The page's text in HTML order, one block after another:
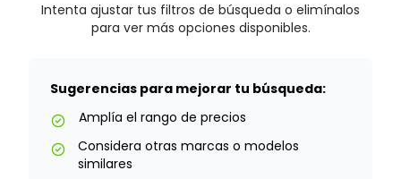
Intenta ajustar tus filtros de búsqueda o elimínalos
para ver más opciones disponibles.
Sugerencias para mejorar tu búsqueda:
check_circle Amplía el rango de precios
check_circle
Considera otras marcas o modelos
similares